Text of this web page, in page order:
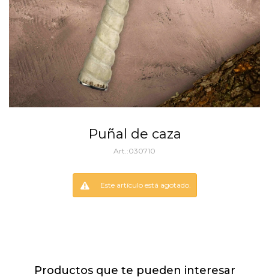
Puñal de caza
030710
Este artículo está agotado.
Productos que te pueden interesar